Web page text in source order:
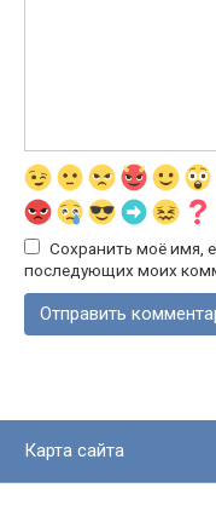
Сохранить моё имя,
последующих моих
Карта сайта